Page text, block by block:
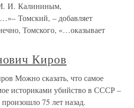
И. Калининым,
Томский, – добавляет
Томского, «…оказывает
Киров
Можно сказать, что самое
историками убийство в СССР –
75 лет назад.